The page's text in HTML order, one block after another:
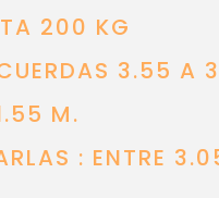
200 KG
3.55 A
M.
: ENTRE